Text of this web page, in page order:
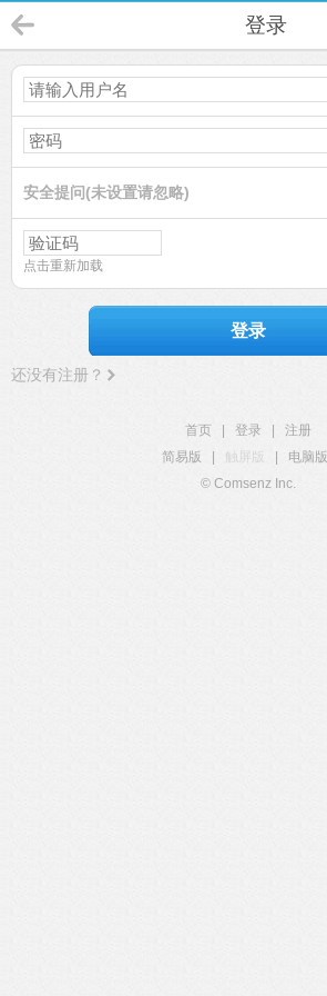
登录
安全提问(未设置请忽略)
点击重新加载
登录
还没有注册？
首页 登录
注册
简易版
触屏版 电脑版
© Comsenz Inc.